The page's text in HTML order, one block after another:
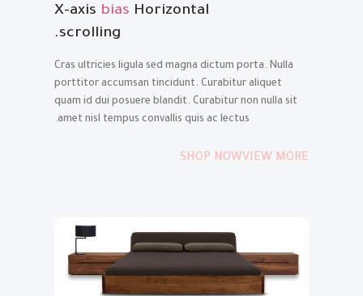
X-axis bias Horizontal
scrolling.
Cras ultricies ligula sed magna dictum porta. Nulla
porttitor accumsan tincidunt. Curabitur aliquet
quam id dui posuere blandit. Curabitur non nulla sit
amet nisl tempus convallis quis ac lectus.
VIEW MORE
SHOP NOW